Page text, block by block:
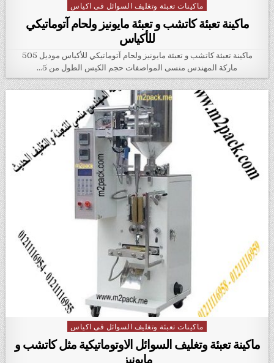
Posted in
ماكينات تعبئة وتغليف السوائل فى اكياس
ماكينة تعبئة كاتشب و تعبئة مايونيز ولحام آتوماتيكي
للأكياس
ماكينة تعبئة كاتشب و تعبئة مايونيز ولحام آتوماتيكي للأكياس موديل 505
ماركة المهندس منسى المواصفات حجم الكيس الطول من 5…
Posted in
ماكينات تعبئة وتغليف السوائل فى اكياس
ماكينة تعبئة وتغليف السوائل الاوتوماتيكية مثل كاتشب و
مايونيز